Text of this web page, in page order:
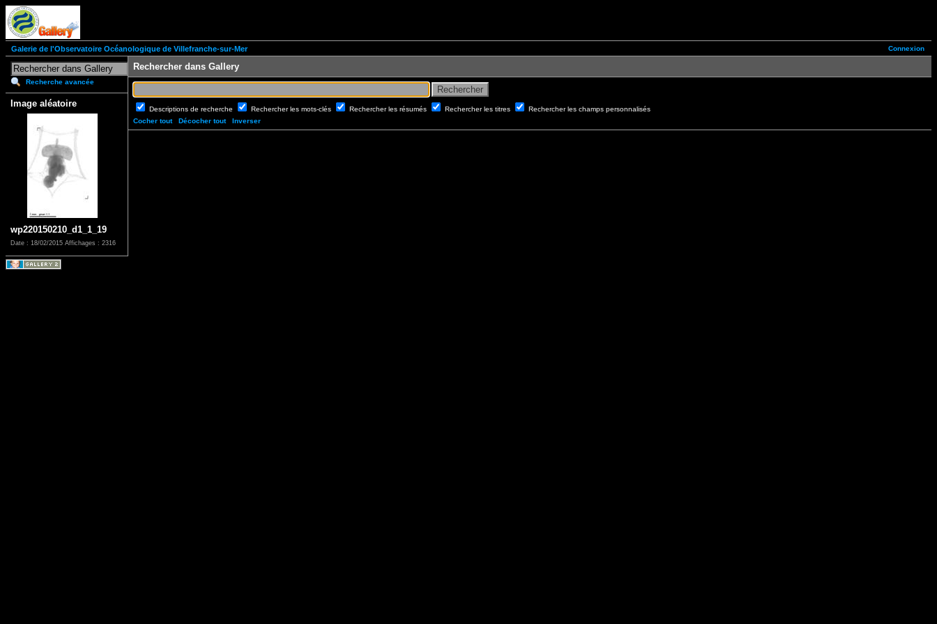
Connexion
Galerie de l'Observatoire Océanologique de Villefranche-sur-Mer
Recherche avancée
Image aléatoire
wp220150210_d1_1_19
Date : 18/02/2015 Affichages : 2316
Rechercher dans Gallery
Descriptions de recherche Rechercher les mots-clés Rechercher les résumés Rechercher les titres
Rechercher les champs personnalisés
Cocher tout
Décocher tout Inverser